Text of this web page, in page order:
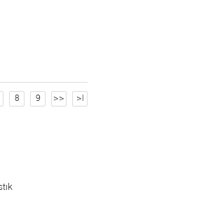
8 9 >> >|